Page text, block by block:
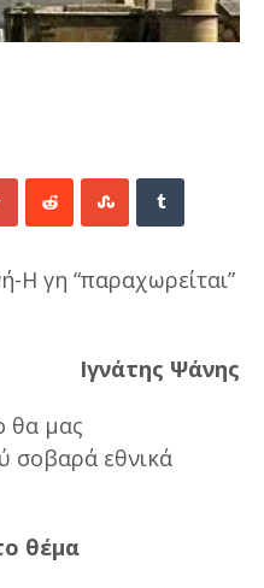
Η γη “παραχωρείται”
Ιγνάτης Ψάνης
θα μας
σοβαρά εθνικά
θέμα